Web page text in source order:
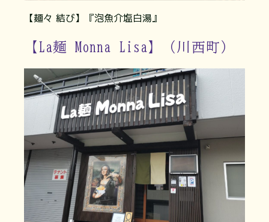
【麺々 結び】『泡魚介塩白湯』
【La麺 Monna Lisa】（川西町）